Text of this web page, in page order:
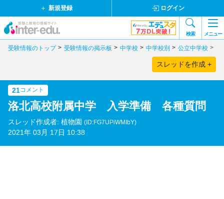
新規登録 ログイン
検索 メニュー
受験情報のトップ 受験情報の掲示板 中学校 中学校別 公立中学校
スレッドを作成 +
21コメント
洛北高校附属中学 入学準備 各種質問
スレッド作成者: 植物園 (ID:FG7UPiWMIbY)
2021年 03月 17日 10:38